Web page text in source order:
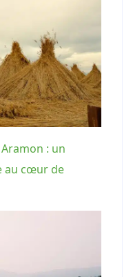
: un
au cœur de